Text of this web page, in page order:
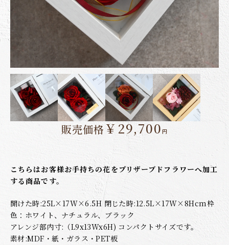
販売価格 ￥29,700円
こちらはお客様お手持ちの花をプリザーブドフラワーへ加工
する商品です。
開けた時:25L×17W×6.5H 閉じた時:12.5L×17W×8Hcm枠
色：ホワイト、ナチュラル、ブラック
アレンジ部内寸:（L9x13Wx6H) コンパクトサイズです。
素材:MDF・紙・ガラス・PET板